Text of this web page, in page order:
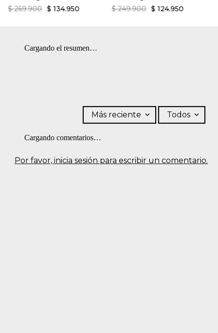
la sombra.
$ 269.900 $ 134.950
$ 249.900 $ 124.950
Cargando el resumen…
Por favor, inicia sesión para escribir un comentario.
Más reciente Todos
Cargando comentarios…